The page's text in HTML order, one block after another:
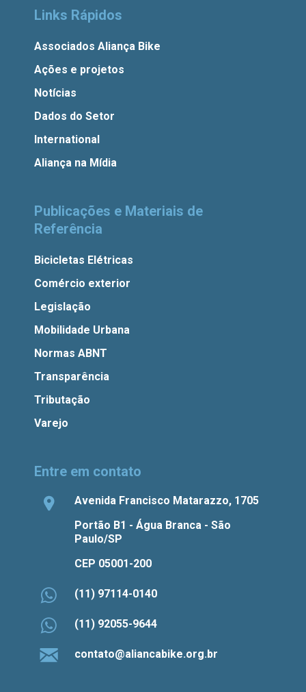
Links Rápidos
Associados Aliança Bike
Ações e projetos
Notícias
Dados do Setor
International
Aliança na Mídia
Publicações e Materiais de
Referência
Bicicletas Elétricas
Comércio exterior
Legislação
Mobilidade Urbana
Normas ABNT
Transparência
Tributação
Varejo
Entre em contato
Avenida Francisco Matarazzo, 1705
Portão B1 - Água Branca - São
Paulo/SP
CEP 05001-200
(11) 97114-0140
(11) 92055-9644
contato@aliancabike.org.br